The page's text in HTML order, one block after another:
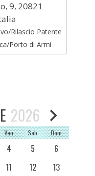
9, 20821
Rilascio Patente
Porto di Armi
2026
Ven Sab Dom
4 5
6
11 12
13